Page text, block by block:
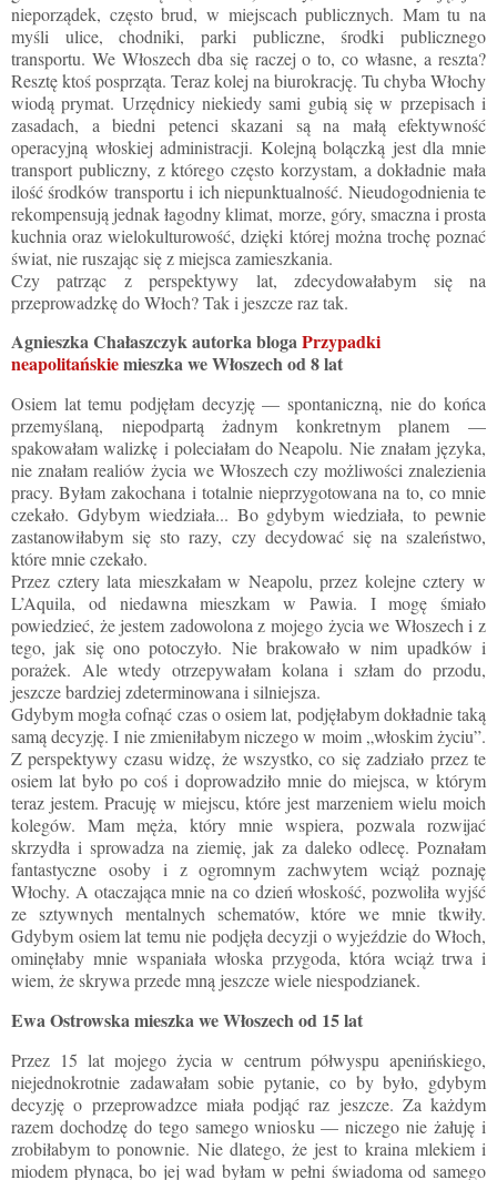
nieporządek, często brud, w miejscach publicznych. Mam tu na
myśli ulice, chodniki, parki publiczne, środki publicznego
transportu. We Włoszech dba się raczej o to, co własne, a reszta?
Resztę ktoś posprząta. Teraz kolej na biurokrację. Tu chyba Włochy
wiodą prymat. Urzędnicy niekiedy sami gubią się w przepisach i
zasadach, a biedni petenci skazani są na małą efektywność
operacyjną włoskiej administracji. Kolejną bolączką jest dla mnie
transport publiczny, z którego często korzystam, a dokładnie mała
ilość środków transportu i ich niepunktualność. Nieudogodnienia te
rekompensują jednak łagodny klimat, morze, góry, smaczna i prosta
kuchnia oraz wielokulturowość, dzięki której można trochę poznać
świat, nie ruszając się z miejsca zamieszkania.
Czy patrząc z perspektywy lat, zdecydowałabym się na
przeprowadzkę do Włoch? Tak i jeszcze raz tak.
Agnieszka Chałaszczyk autorka blogaPrzypadki
neapolitańskiemieszka we Włoszech od 8 lat
Osiem lat temu podjęłam decyzję — spontaniczną, nie do końca
przemyślaną, niepodpartą żadnym konkretnym planem —
spakowałam walizkę i poleciałam do Neapolu. Nie znałam języka,
nie znałam realiów życia we Włoszech czy możliwości znalezienia
pracy. Byłam zakochana i totalnie nieprzygotowana na to, co mnie
czekało. Gdybym wiedziała... Bo gdybym wiedziała, to pewnie
zastanowiłabym się sto razy, czy decydować się na szaleństwo,
które mnie czekało.
Przez cztery lata mieszkałam w Neapolu, przez kolejne cztery w
L’Aquila, od niedawna mieszkam w Pawia. I mogę śmiało
powiedzieć, że jestem zadowolona z mojego życia we Włoszech i z
tego, jak się ono potoczyło. Nie brakowało w nim upadków i
porażek. Ale wtedy otrzepywałam kolana i szłam do przodu,
jeszcze bardziej zdeterminowana i silniejsza.
Gdybym mogła cofnąć czas o osiem lat, podjęłabym dokładnie taką
samą decyzję. I nie zmieniłabym niczego w moim „włoskim życiu”.
Z perspektywy czasu widzę, że wszystko, co się zadziało przez te
osiem lat było po coś i doprowadziło mnie do miejsca, w którym
teraz jestem. Pracuję w miejscu, które jest marzeniem wielu moich
kolegów. Mam męża, który mnie wspiera, pozwala rozwijać
skrzydła i sprowadza na ziemię, jak za daleko odlecę. Poznałam
fantastyczne osoby i z ogromnym zachwytem wciąż poznaję
Włochy. A otaczająca mnie na co dzień włoskość, pozwoliła wyjść
ze sztywnych mentalnych schematów, które we mnie tkwiły.
Gdybym osiem lat temu nie podjęła decyzji o wyjeździe do Włoch,
ominęłaby mnie wspaniała włoska przygoda, która wciąż trwa i
wiem, że skrywa przede mną jeszcze wiele niespodzianek.
Ewa Ostrowska mieszka we Włoszech od 15 lat
Przez 15 lat mojego życia w centrum półwyspu apenińskiego,
niejednokrotnie zadawałam sobie pytanie, co by było, gdybym
decyzję o przeprowadzce miała podjąć raz jeszcze. Za każdym
razem dochodzę do tego samego wniosku — niczego nie żałuję i
zrobiłabym to ponownie. Nie dlatego, że jest to kraina mlekiem i
miodem płynąca, bo jej wad byłam w pełni świadoma od samego